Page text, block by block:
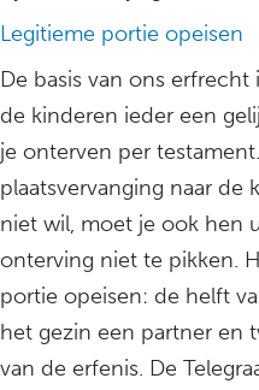
Legitieme portie opeisen
De basis van ons
de kinderen ieder een
je onterven per
plaatsvervanging naar de
niet wil, moet je ook hen
onterving niet te pikken.
portie opeisen: de helft
het gezin een partner en
van de erfenis. De